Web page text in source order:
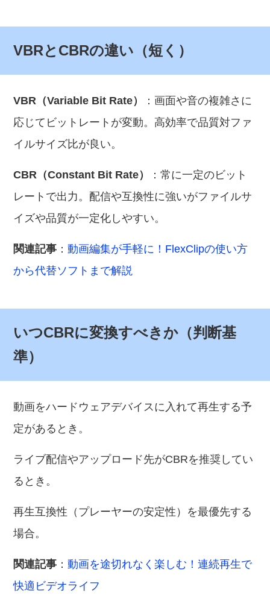
VBRとCBRの違い（短く）
VBR（Variable Bit Rate）
：画面や音の複雑さに
応じてビットレートが変動。高効率で品質対ファ
イルサイズ比が良い。
CBR（Constant Bit Rate）
：常に一定のビット
レートで出力。配信や互換性に強いがファイルサ
イズや品質が一定化しやすい。
関連記事 ：動画編集が手軽に！FlexClipの使い方
から代替ソフトまで解説
いつCBRに変換すべきか（判断基
準）
動画をハードウェアデバイスに入れて再生する予
定があるとき。
ライブ配信やアップロード先がCBRを推奨してい
るとき。
再生互換性（プレーヤーの安定性）を最優先する
場合。
関連記事 ：動画を途切れなく楽しむ！連続再生で
快適ビデオライフ